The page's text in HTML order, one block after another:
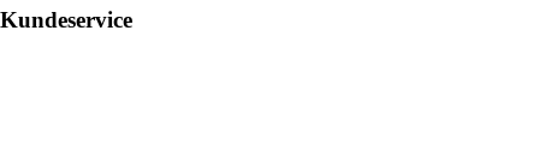
Kundeservice